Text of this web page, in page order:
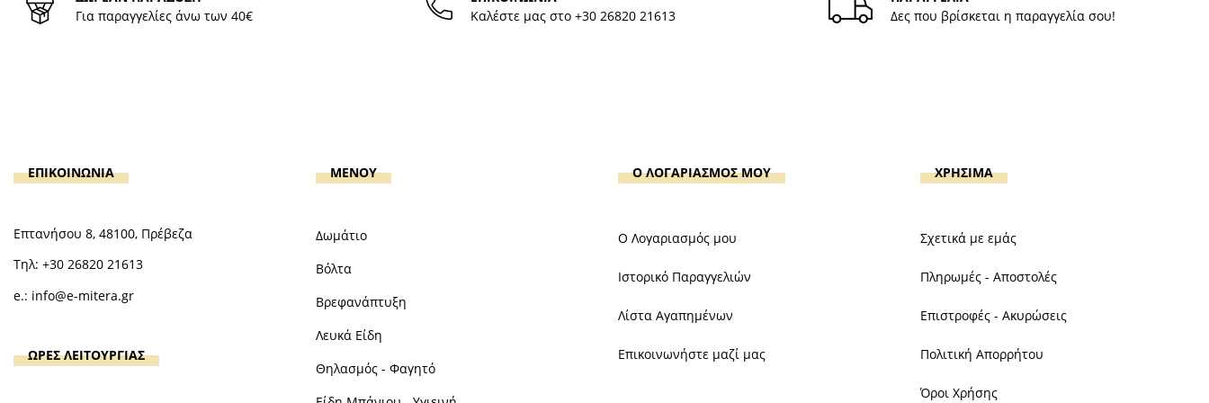
Για παραγγελίες άνω των 40€
Καλέστε μας στο +30 26820 21613
Δες που βρίσκεται η παραγγελία σου!
ΕΠΙΚΟΙΝΩΝΙΑ
Επτανήσου 8, 48100, Πρέβεζα
Τηλ: +30 26820 21613
e.: info@e-mitera.gr
ΩΡΕΣ ΛΕΙΤΟΥΡΓΙΑΣ
MENOY
Δωμάτιο
Βόλτα
Βρεφανάπτυξη
Λευκά Είδη
Θηλασμός - Φαγητό
Ο ΛΟΓΑΡΙΑΣΜΟΣ ΜΟΥ
Ο Λογαριασμός μου
Ιστορικό Παραγγελιών
Λίστα Αγαπημένων
Επικοινωνήστε μαζί μας
ΧΡΗΣΙΜΑ
Σχετικά με εμάς
Πληρωμές - Αποστολές
Επιστροφές - Ακυρώσεις
Πολιτική Απορρήτου
Όροι Χρήσης